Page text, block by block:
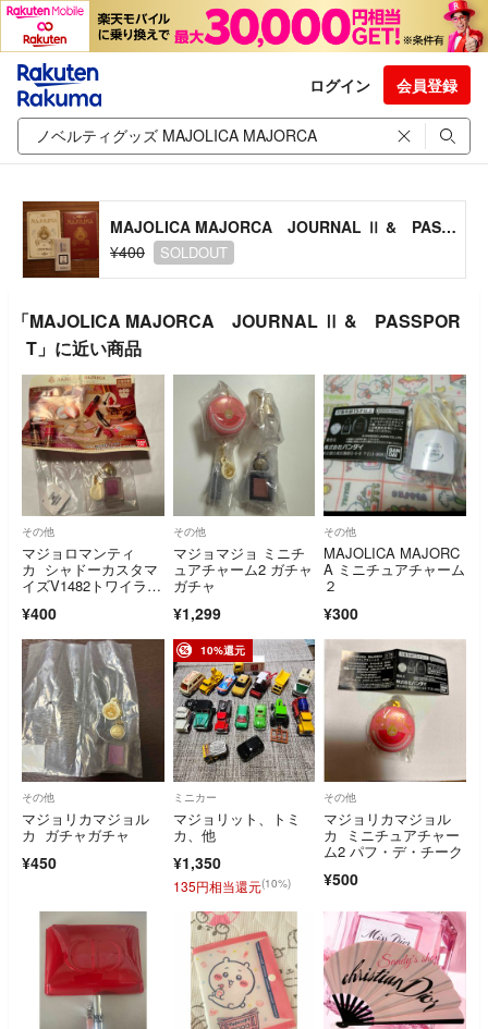
ログイン 会員登録
MAJOLICA MAJORCA JOURNAL Ⅱ & PASSPORT
¥400
SOLDOUT
「MAJOLICA MAJORCA JOURNAL Ⅱ & PASSPOR
T」に近い商品
その他
マジョロマンティ
カ シャドーカスタマ
イズV1482トワイライ
¥400
その他
マジョマジョ ミニチ
ュアチャーム2 ガチャ
ガチャ
¥1,299
その他
MAJOLICA MAJORC
A ミニチュアチャーム
２
¥300
その他
マジョリカマジョル
カ ガチャガチャ
¥450
10%還元
ミニカー
マジョリット、トミ
カ、他
¥1,350
135円相当還元(10%)
その他
マジョリカマジョル
カ ミニチュアチャー
ム2 パフ・デ・チーク
¥500